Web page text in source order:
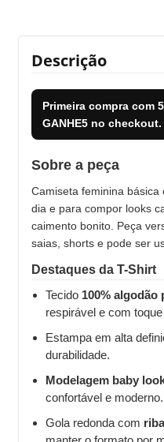
Descrição
Primeira compra com
GANHE5 no checkout.
Sobre a peça
Camiseta feminina
dia e para compor looks
caimento bonito. Peça
saias, shorts e pode ser
Destaques da T-Shirt
Tecido 100% algodão
respirável e com
Estampa em alta
durabilidade.
Modelagem baby
confortável e moderno.
Gola redonda com